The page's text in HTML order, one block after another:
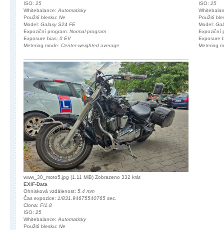
ISO: 25
Whitebalance:Automaticky
Použití blesku: Ne
Model: Galaxy S24 FE
Expoziční program: Normal program
Exposure bias: 0 EV
Metering mode: Center-weighted average
ISO: 25
Použití
Model:
Expoziční
Exposure
Metering
www_30_moto5.jpg (1.11 MiB) Zobrazeno 332 krát
EXIF-Data
Ohnisková vzdálenost: 5.4 mm
Čas expozice: 1/831.94675540765 sec.
Clona: F/1.8
ISO: 25
Whitebalance:Automaticky
Použití blesku: Ne